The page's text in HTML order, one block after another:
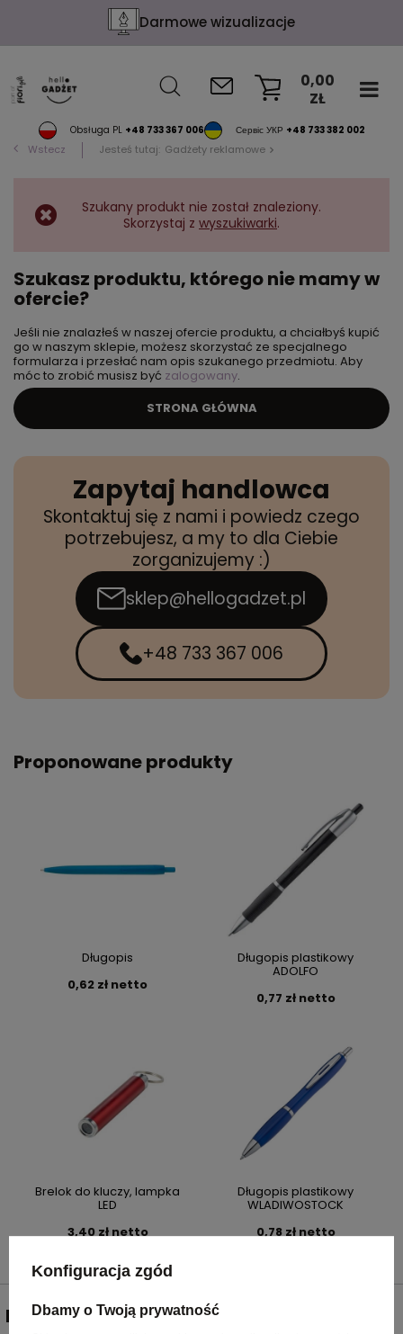
Darmowe wizualizacje
Obsługa PL +48 733 367 006 Сервіс УКР +48 733 382 002
0,00
ZŁ
Wstecz Jesteś tutaj: Gadżety reklamowe
Szukany produkt nie został znaleziony.
Skorzystaj z wyszukiwarki.
Szukasz produktu, którego nie mamy w
ofercie?
Jeśli nie znalazłeś w naszej ofercie produktu, a chciałbyś kupić
go w naszym sklepie, możesz skorzystać ze specjalnego
formularza i przesłać nam opis szukanego przedmiotu. Aby
móc to zrobić musisz być zalogowany.
STRONA GŁÓWNA
Zapytaj handlowca
Skontaktuj się z nami i powiedz czego
potrzebujesz, a my to dla Ciebie
zorganizujemy :)
sklep@hellogadzet.pl
+48 733 367 006
Proponowane produkty
Długopis
0,62 zł netto
Długopis plastikowy
ADOLFO
0,77 zł netto
Brelok do kluczy, lampka
LED
3,40 zł netto
Długopis plastikowy
WLADIWOSTOCK
0,78 zł netto
NEWSLETTER
Konfiguracja zgód
Dbamy o Twoją prywatność